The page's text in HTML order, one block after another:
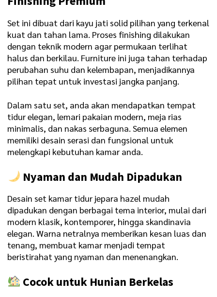
Set ini dibuat dari kayu jati solid pilihan yang terkenal
kuat dan tahan lama. Proses finishing dilakukan
dengan teknik modern agar permukaan terlihat
halus dan berkilau. Furniture ini juga tahan terhadap
perubahan suhu dan kelembapan, menjadikannya
pilihan tepat untuk investasi jangka panjang.
Dalam satu set, anda akan mendapatkan tempat
tidur elegan, lemari pakaian modern, meja rias
minimalis, dan nakas serbaguna. Semua elemen
memiliki desain serasi dan fungsional untuk
melengkapi kebutuhan kamar anda.
Nyaman dan Mudah Dipadukan
Desain set kamar tidur jepara hazel mudah
dipadukan dengan berbagai tema interior, mulai dari
modern klasik, kontemporer, hingga skandinavia
elegan. Warna netralnya memberikan kesan luas dan
tenang, membuat kamar menjadi tempat
beristirahat yang nyaman dan menenangkan.
Cocok untuk Hunian Berkelas